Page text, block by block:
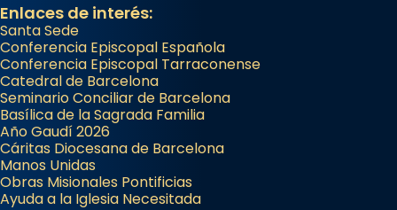
Enlaces de interés:
Santa Sede
Conferencia Episcopal Española
Conferencia Episcopal Tarraconense
Catedral de Barcelona
Seminario Conciliar de Barcelona
Basílica de la Sagrada Familia
Año Gaudí 2026
Cáritas Diocesana de Barcelona
Manos Unidas
Obras Misionales Pontificias
Ayuda a la Iglesia Necesitada